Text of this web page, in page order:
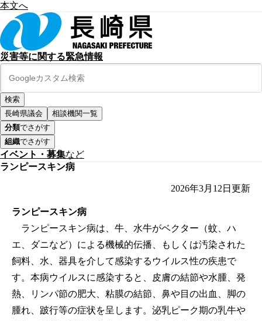
本文へ
災害等に関する緊急情報
長崎県議会
相談機関一覧
分類でさがす
組織でさがす
イベント・募集など
ランピースキン病
2026年3月12日 更新
ランピースキン病
ランピースキン病は、牛、水牛がベクター（蚊、ハ
エ、ダニなど）による機械的伝播、もしくは汚染された
飼料、水、器具を介して感染するウイルス性の疾患で
す。本病ウイルスに感染すると、皮膚の結節や水腫、発
熱、リンパ節の肥大、粘膜の結節、鼻や目の出血、脚の
腫れ、跛行等の症状を呈します。泌乳ピーク期の乳牛や